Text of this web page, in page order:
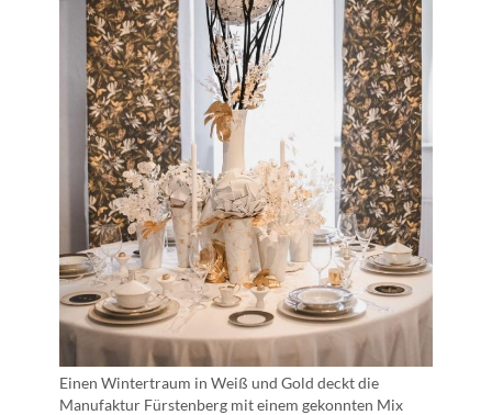
Einen Wintertraum in Weiß und Gold deckt die
Manufaktur Fürstenberg mit einem gekonnten Mix